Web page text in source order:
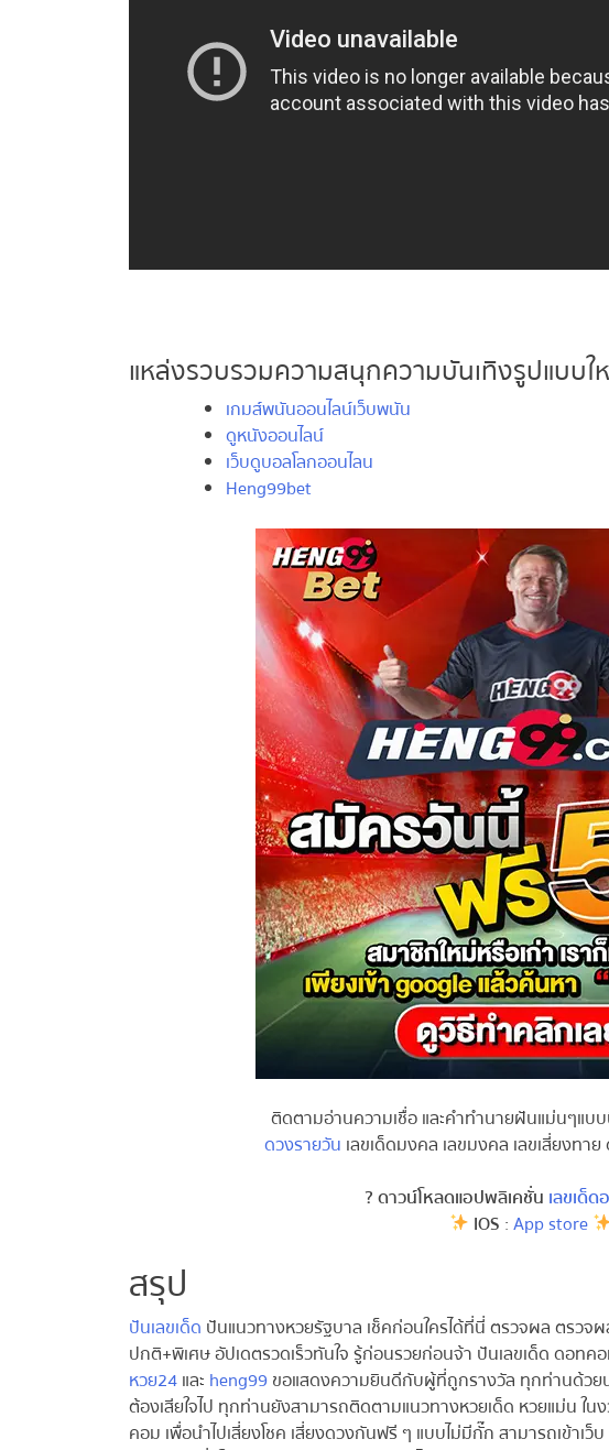
แหล่งรวบรวมความสนุกความบันเทิงรูปแบบใ
เกมส์พนันออนไลน์เว็บพนัน
ดูหนังออนไลน์
เว็บดูบอลโลกออนไลน
Heng99bet
ติดตามอ่านความเชื่อ และคำทำนายฝันแม่นๆแบบ
ดวงรายวันเลขเด็ดมงคล เลขมงคล เลขเสี่ยงทาย
? ดาวน์โหลดแอปพลิเคชั่นเลขเด็ด
IOS: App store
สรุป
ปันเลขเด็ดปันแนวทางหวยรัฐบาล เช็คก่อนใครได้ที่นี่ ตรวจผล ตรวจผ
ปกติ+พิเศษ อัปเดตรวดเร็วทันใจ รู้ก่อนรวยก่อนจ้า ปันเลขเด็ด ดอทค
หวย24และheng99ขอแสดงความยินดีกับผู้ที่ถูกรางวัล ทุกท่านด้วยนะ
ต้องเสียใจไป ทุกท่านยังสามารถติดตามแนวทางหวยเด็ด หวยแม่น ใน
คอม เพื่อนำไปเสี่ยงโชค เสี่ยงดวงกันฟรี ๆ แบบไม่มีกั๊ก สามารถเข้าเว็